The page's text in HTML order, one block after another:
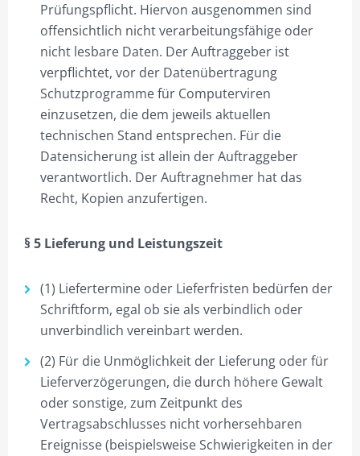
Prüfungspflicht. Hiervon ausgenommen sind
offensichtlich nicht verarbeitungsfähige oder
nicht lesbare Daten. Der Auftraggeber ist
verpflichtet, vor der Datenübertragung
Schutzprogramme für Computerviren
einzusetzen, die dem jeweils aktuellen
technischen Stand entsprechen. Für die
Datensicherung ist allein der Auftraggeber
verantwortlich. Der Auftragnehmer hat das
Recht, Kopien anzufertigen.
§ 5 Lieferung und Leistungszeit
(1) Liefertermine oder Lieferfristen bedürfen der
Schriftform, egal ob sie als verbindlich oder
unverbindlich vereinbart werden.
(2) Für die Unmöglichkeit der Lieferung oder für
Lieferverzögerungen, die durch höhere Gewalt
oder sonstige, zum Zeitpunkt des
Vertragsabschlusses nicht vorhersehbaren
Ereignisse (beispielsweise Schwierigkeiten in der